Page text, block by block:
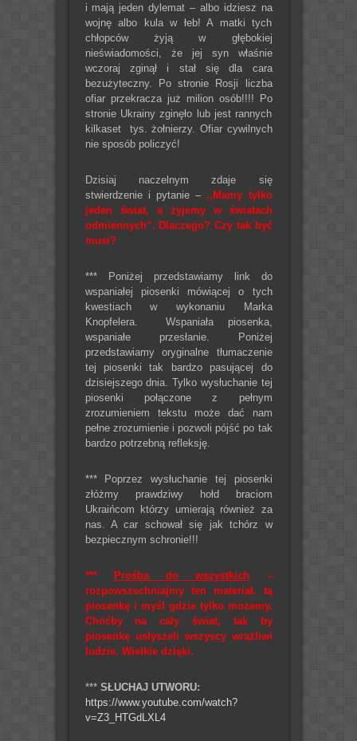
i mają jeden dylemat – albo idziesz na
wojnę albo kula w łeb! A matki tych
chłopców żyją w głębokiej
nieświadomości, że jej syn właśnie
wczoraj zginął i stał się dla cara
bezużyteczny. Po stronie Rosji liczba
ofiar przekracza już milion osób!!!! Po
stronie Ukrainy zginęło lub jest rannych
kilkaset tys. żołnierzy. Ofiar cywilnych
nie sposób policzyć!
Dzisiaj naczelnym zdaje się
stwierdzenie i pytanie – ,,Mamy tylko
jeden świat, a żyjemy w światach
odmiennych”. Dlaczego? Czy tak być
musi?
*** Poniżej przedstawiamy link do
wspaniałej piosenki mówiącej o tych
kwestiach w wykonaniu Marka
Knopfelera. Wspaniała piosenka,
wspaniałe przesłanie. Poniżej
przedstawiamy oryginalne tłumaczenie
tej piosenki tak bardzo pasującej do
dzisiejszego dnia. Tylko wysłuchanie tej
piosenki połączone z pełnym
zrozumieniem tekstu może dać nam
pełne zrozumienie i pozwoli pójść po tak
bardzo potrzebną refleksję.
*** Poprzez wysłuchanie tej piosenki
złóżmy prawdziwy hołd braciom
Ukraińcom którzy umierają również za
nas. A car schował się jak tchórz w
bezpiecznym schronie!!!
*** Prośba do wszystkich –
rozpowszechniajmy ten materiał, tą
piosenkę i myśl gdzie tylko możemy.
Choćby na cały świat, tak by
piosenkę usłyszeli wszyscy wrażliwi
ludzie. Wielkie dzięki.
*** SŁUCHAJ UTWORU:
https://www.youtube.com/watch?
v=Z3_HTGdLXL4